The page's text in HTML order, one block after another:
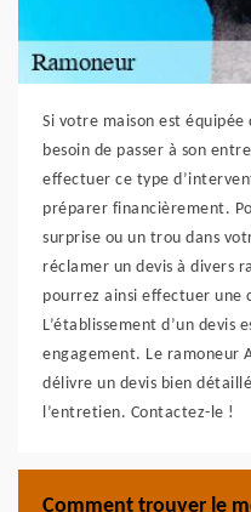
Si votre maison est équipée
besoin de passer à son
effectuer ce type
préparer financièrement.
surprise ou un trou dans
réclamer un devis à divers
pourrez ainsi effectuer une
L’établissement d’un
engagement. Le ramoneur
délivre un devis bien
l’entretien. Contactez-le !
Comment trouver le